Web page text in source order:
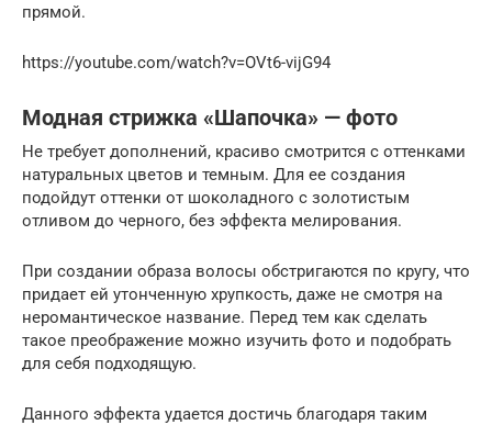
прямой.
https://youtube.com/watch?v=OVt6-vijG94
Модная стрижка «Шапочка» — фото
Не требует дополнений, красиво смотрится с оттенками
натуральных цветов и темным. Для ее создания
подойдут оттенки от шоколадного с золотистым
отливом до черного, без эффекта мелирования.
При создании образа волосы обстригаются по кругу, что
придает ей утонченную хрупкость, даже не смотря на
неромантическое название. Перед тем как сделать
такое преображение можно изучить фото и подобрать
для себя подходящую.
Данного эффекта удается достичь благодаря таким